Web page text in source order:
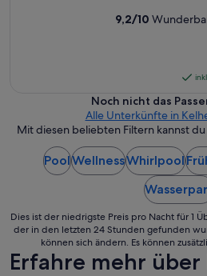
9,2/10
Noch nicht das
Alle Unterkünfte in
Mit diesen beliebten Filtern kannst
PoolWellnessWhirlpool
Dies ist der niedrigste Preis pro Nacht für 1
der in den letzten 24 Stunden gefunden
können sich ändern. Es können
Erfahre mehr über